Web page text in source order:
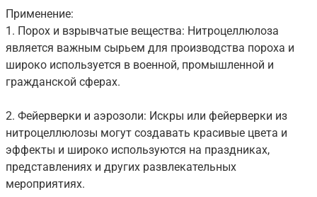
Применение:
1. Порох и взрывчатые вещества: Нитроцеллюлоза
является важным сырьем для производства пороха и
широко используется в военной, промышленной и
гражданской сферах.
2. Фейерверки и аэрозоли: Искры или фейерверки из
нитроцеллюлозы могут создавать красивые цвета и
эффекты и широко используются на праздниках,
представлениях и других развлекательных
мероприятиях.